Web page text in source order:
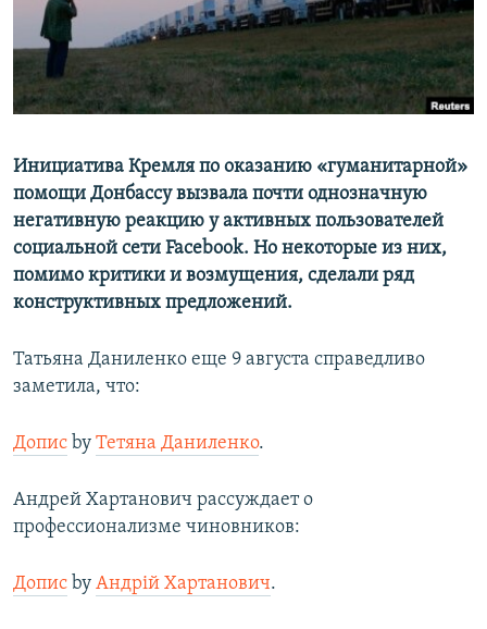
ПОБЕДИТЕЛЕЙ НЕ СУДЯТ?
КРЫМ.НЕПОКОРЕННЫЙ
ELIFBE
ПРИСОЕДИНЯЙТЕСЬ!
Все сайты RFE/RL
Инициатива Кремля по оказанию «гуманитарной»
помощи Донбассу вызвала почти однозначную
негативную реакцию у активных пользователей
социальной сети Facebook. Но некоторые из них,
помимо критики и возмущения, сделали ряд
конструктивных предложений.
Татьяна Даниленко еще 9 августа справедливо
заметила, что:
Допис by Тетяна Даниленко.
Андрей Хартанович рассуждает о
профессионализме чиновников:
Допис by Андрій Хартанович.